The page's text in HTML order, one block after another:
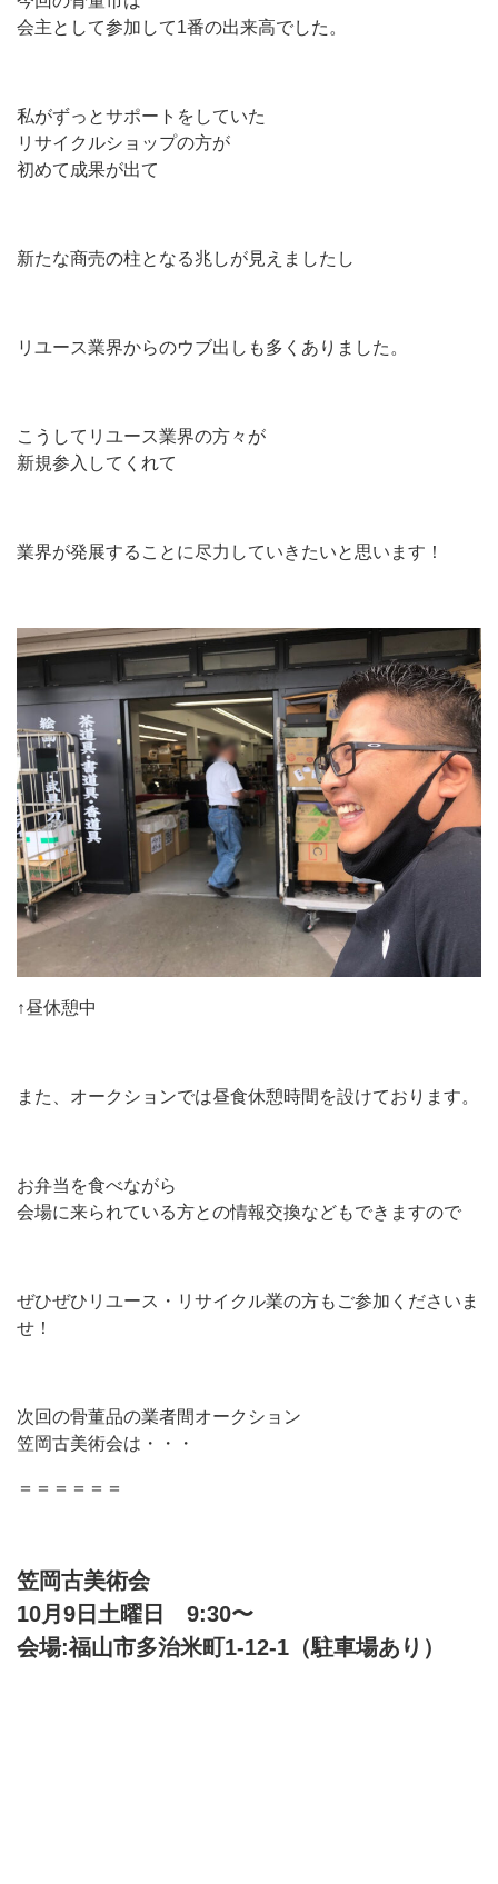
会主として参加して1番の出来高でした。
私がずっとサポートをしていた
リサイクルショップの方が
初めて成果が出て
新たな商売の柱となる兆しが見えましたし
リユース業界からのウブ出しも多くありました。
こうしてリユース業界の方々が
新規参入してくれて
業界が発展することに尽力していきたいと思います！
↑昼休憩中
また、オークションでは昼食休憩時間を設けております。
お弁当を食べながら
会場に来られている方との情報交換などもできますので
ぜひぜひリユース・リサイクル業の方もご参加くださいま
せ！
次回の骨董品の業者間オークション
笠岡古美術会は・・・
＝＝＝＝＝＝
笠岡古美術会
10月9日土曜日 9:30〜
会場:福山市多治米町1-12-1（駐車場あり）